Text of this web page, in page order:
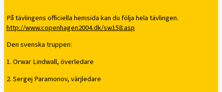
På tävlingens officiella hemsida kan du följa hela tävlingen.
http://www.copenhagen2004.dk/sw158.asp
Den svenska truppen:
1. Orwar Lindwall, överledare
2. Sergej Paramonov, värjledare